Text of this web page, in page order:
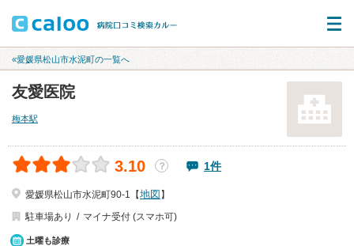
«愛媛県松山市水泥町の一覧へ
友愛医院
梅本駅
3.10 ？ 1件
愛媛県松山市水泥町90-1【地図 】
駐車場あり
マイナ受付 (スマホ可)
土曜も診療